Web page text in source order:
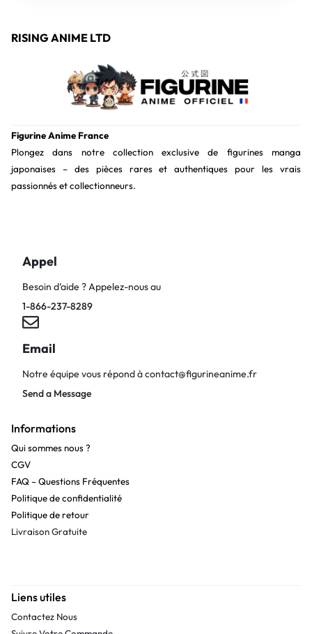
RISING ANIME LTD
Figurine Anime France
Plongez dans notre collection exclusive de figurines manga
japonaises – des pièces rares et authentiques pour les vrais
passionnés et collectionneurs.
Appel
Besoin d’aide ? Appelez-nous au
1-866-237-8289
Email
Notre équipe vous répond àcontact@figurineanime.fr
Send a Message
Informations
Qui sommes nous ?
CGV
FAQ – Questions Fréquentes
Politique de confidentialité
Politique de retour
Livraison Gratuite
Liens utiles
Contactez Nous